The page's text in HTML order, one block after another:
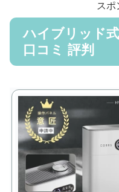
スポ
ハイブリッド
口コミ 評判